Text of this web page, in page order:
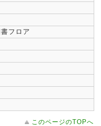
フロア
このページのTOPへ